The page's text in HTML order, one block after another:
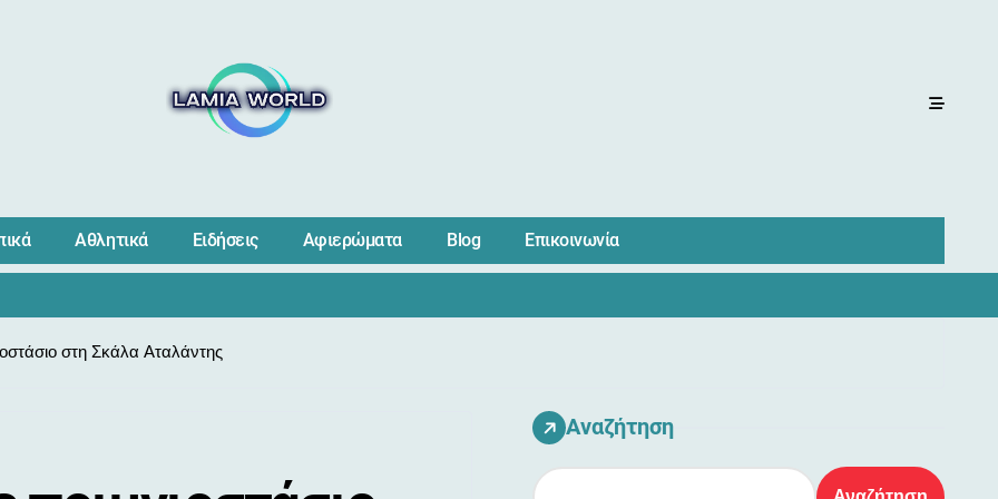
Αθλητικά Ειδήσεις Αφιερώματα Blog Επικοινωνία
στη Σκάλα Αταλάντης
Αναζήτηση